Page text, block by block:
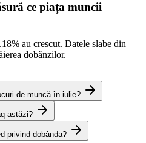
ce piața muncii
au crescut. Datele slabe din
dobânzilor.
de muncă în iulie?
astăzi?
privind dobânda?